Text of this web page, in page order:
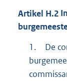
Artikel H.2
1.
De